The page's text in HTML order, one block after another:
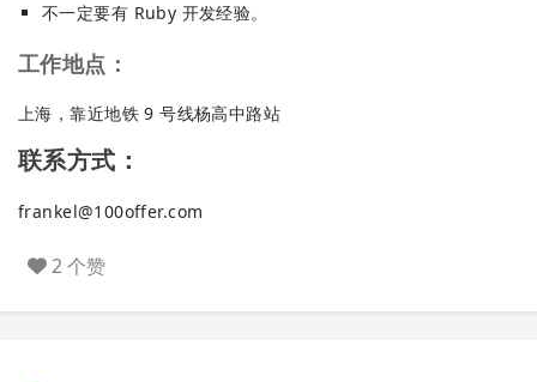
不一定要有 Ruby 开发经验。
工作地点：
上海，靠近地铁 9 号线杨高中路站
联系方式：
frankel@100offer.com
2 个赞